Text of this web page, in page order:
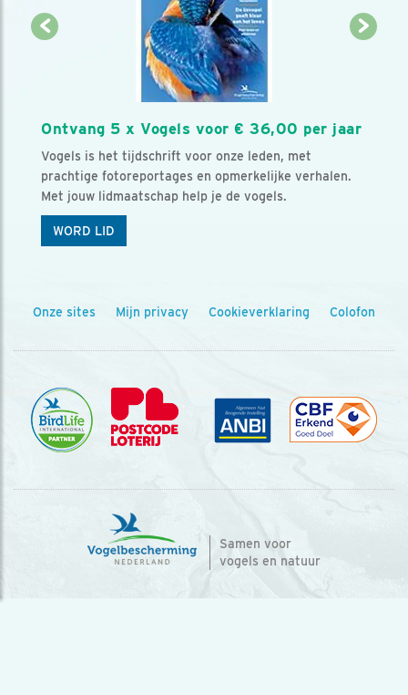
Ontvang 5 x Vogels voor € 36,00 per jaar
Vogels is het tijdschrift voor onze leden, met
prachtige fotoreportages en opmerkelijke verhalen.
Met jouw lidmaatschap help je de vogels.
WORD LID
Onze sites Mijn privacy Cookieverklaring Colofon
Samen voor
vogels en natuur